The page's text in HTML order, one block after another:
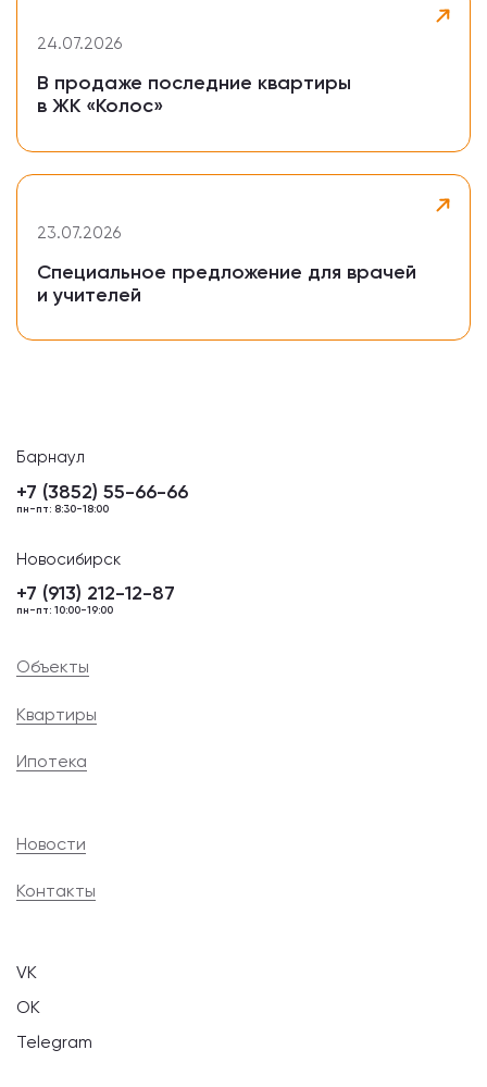
24.07.2026
В продаже последние квартиры
в ЖК «Колос»
23.07.2026
Специальное предложение для врачей
и учителей
Барнаул
+7 (3852) 55-66-66
пн-пт: 8:30-18:00
Новосибирск
+7 (913) 212-12-87
пн-пт: 10:00-19:00
Объекты
Квартиры
Ипотека
Новости
Контакты
VK
OK
Telegram